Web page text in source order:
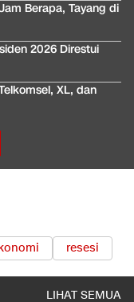
Berapa, Tayang di
2026 Direstui
XL, dan
resesi
LIHAT SEMUA